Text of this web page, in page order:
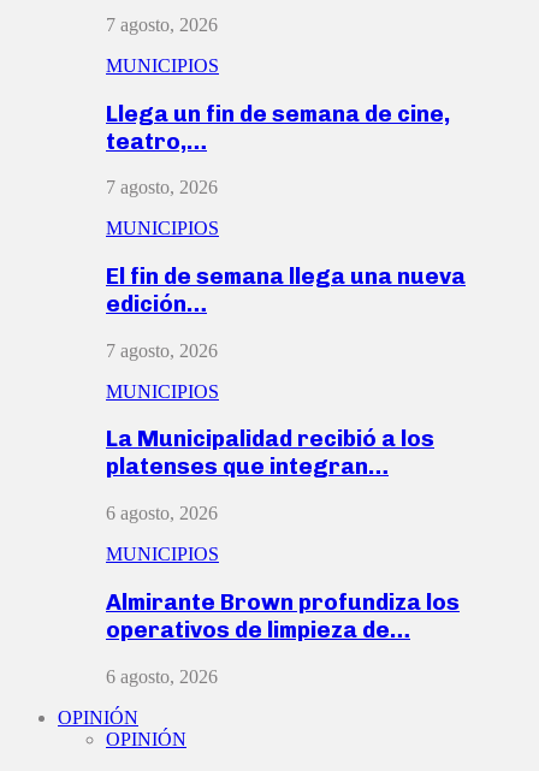
7 agosto, 2026
MUNICIPIOS
Llega un fin de semana de cine,
teatro,…
7 agosto, 2026
MUNICIPIOS
El fin de semana llega una nueva
edición…
7 agosto, 2026
MUNICIPIOS
La Municipalidad recibió a los
platenses que integran…
6 agosto, 2026
MUNICIPIOS
Almirante Brown profundiza los
operativos de limpieza de…
6 agosto, 2026
OPINIÓN
OPINIÓN